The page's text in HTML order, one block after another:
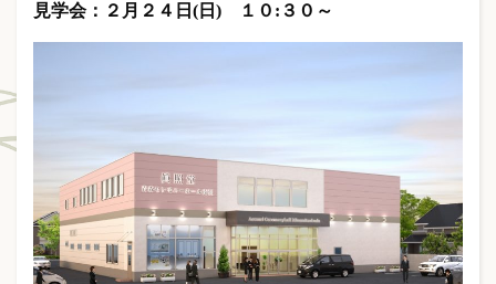
見学会：２月２４日(日) １０:３０～